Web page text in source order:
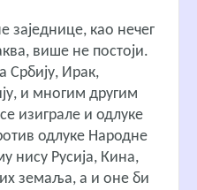
заједнице, као нечег
више не постоји.
Србију, Ирак,
и многим другим
изиграле и одлуке
одлуке Народне
нису Русија, Кина,
земаља, а и оне би